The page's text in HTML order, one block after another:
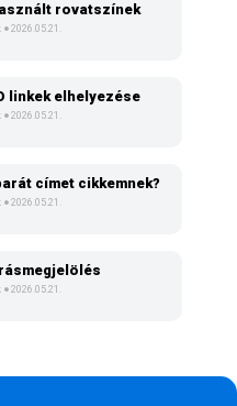
rovatszínek
2026.05.21.
linkek elhelyezése
2026.05.21.
címet cikkemnek?
2026.05.21.
2026.05.21.